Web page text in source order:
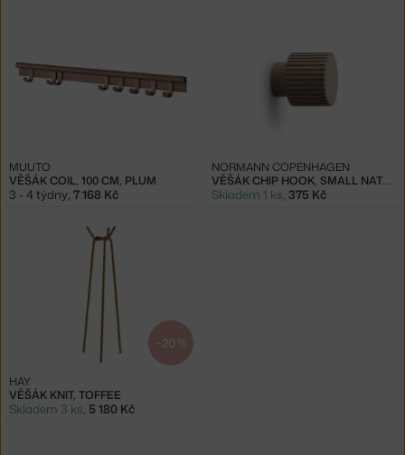
VĚŠÁK COIL, 100 CM, PLUM
MUUTO
3 - 4 týdny, 7 168 Kč
VĚŠÁK CHIP HOOK, SMALL NATURE
NORMANN COPENHAGEN
Skladem 1 ks, 375 Kč
−20 %
VĚŠÁK KNIT, TOFFEE
HAY
Skladem 3 ks, 5 180 Kč